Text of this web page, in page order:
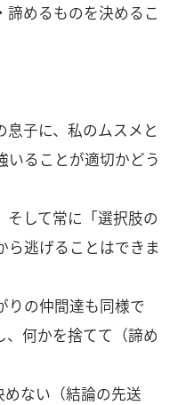
諦めるものを決めるこ
子に、私のムスメと
いることが適切かどう
そして常に「選択肢の
ら逃げることはできま
りの仲間達も同様で
、何かを捨てて（諦め
めない（結論の先送